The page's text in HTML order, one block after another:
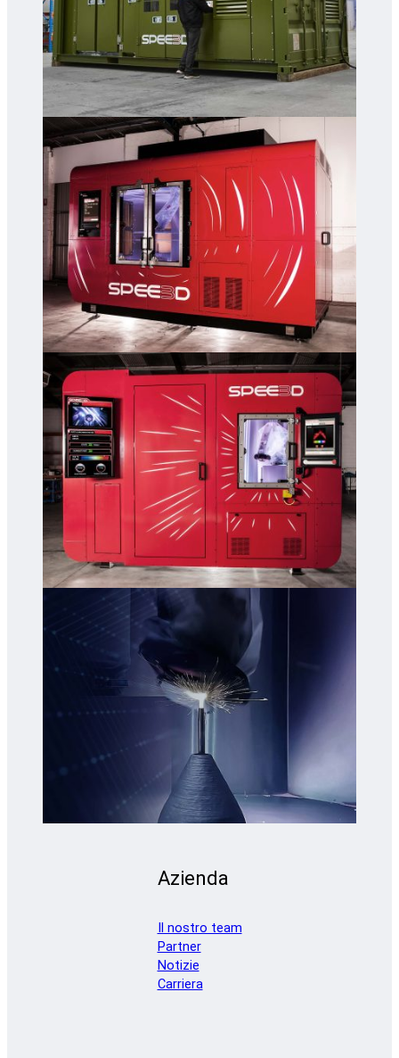
Azienda
Il nostro team
Partner
Notizie
Carriera